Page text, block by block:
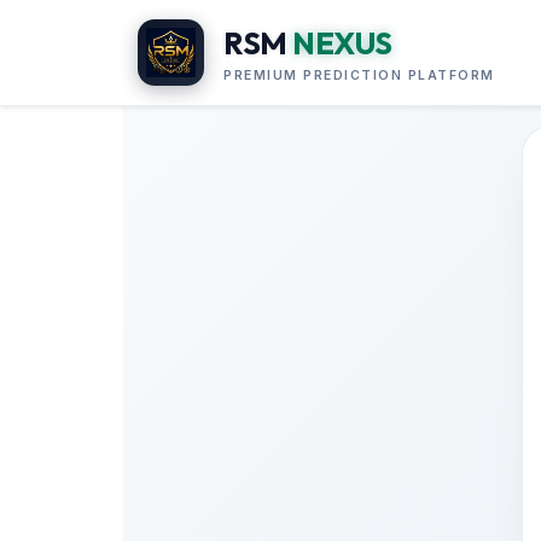
RSMNEXUS
PREMIUM PREDICTION PLATFORM